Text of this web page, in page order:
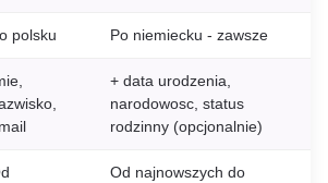
polsku Po niemiecku - zawsze
+ data urodzenia,
narodowosc, status
rodzinny (opcjonalnie)
Od najnowszych do